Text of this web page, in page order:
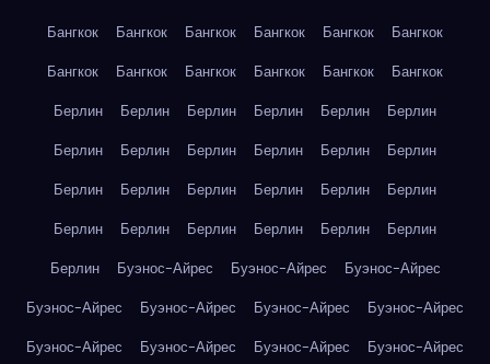
Бангкок
Бангкок Бангкок Бангкок Бангкок
Бангкок
Бангкок
Бангкок Бангкок Бангкок Бангкок
Бангкок
Берлин
Берлин Берлин Берлин Берлин
Берлин
Берлин
Берлин Берлин Берлин Берлин
Берлин
Берлин
Берлин Берлин Берлин Берлин
Берлин
Берлин
Берлин Берлин Берлин Берлин
Берлин
Берлин
Буэнос-Айрес Буэнос-Айрес
Буэнос-Айрес
Буэнос-Айрес
Буэнос-Айрес Буэнос-Айрес
Буэнос-Айрес
Буэнос-Айрес
Буэнос-Айрес Буэнос-Айрес
Буэнос-Айрес